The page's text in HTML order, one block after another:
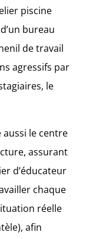
piscine
bureau
de travail
agressifs par
le
le centre
assurant
d’éducateur
chaque
réelle
afin